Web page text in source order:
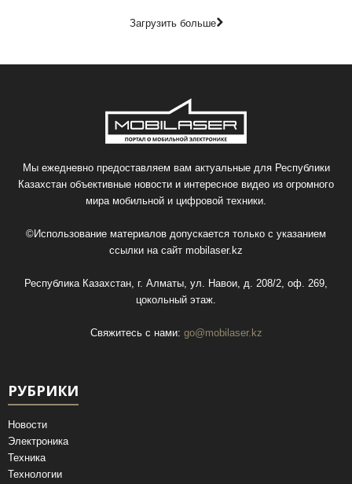
Загрузить больше
Мы ежедневно предоставляем вам актуальные для Республики
Казахстан объективные новости и интересное видео из огромного
мира мобильной и цифровой техники.
©Использование материалов допускается только с указанием
ссылки на сайт mobilaser.kz
Республика Казахстан, г. Алматы, ул. Навои, д. 208/2, оф. 269,
цокольный этаж.
Свяжитесь с нами: go@mobilaser.kz
РУБРИКИ
Новости
Электроника
Техника
Технологии